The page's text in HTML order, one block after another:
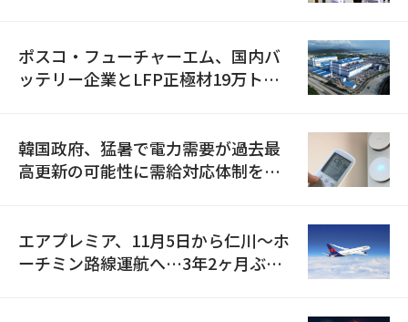
ポスコ・フューチャーエム、国内バ
ッテリー企業とLFP正極材19万トン
韓国政府、猛暑で電力需要が過去最
高更新の可能性に需給対応体制を点
エアプレミア、11月5日から仁川〜ホ
ーチミン路線運航へ…3年2ヶ月ぶり